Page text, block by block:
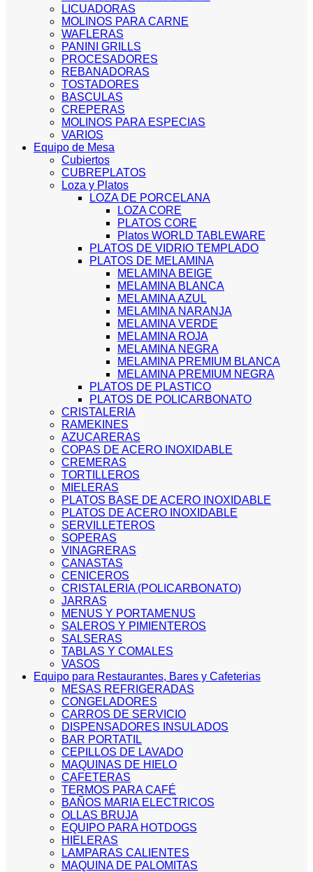
LICUADORAS
MOLINOS PARA CARNE
WAFLERAS
PANINI GRILLS
PROCESADORES
REBANADORAS
TOSTADORES
BASCULAS
CREPERAS
MOLINOS PARA ESPECIAS
VARIOS
Equipo de Mesa
Cubiertos
CUBREPLATOS
Loza y Platos
LOZA DE PORCELANA
LOZA CORE
PLATOS CORE
Platos WORLD TABLEWARE
PLATOS DE VIDRIO TEMPLADO
PLATOS DE MELAMINA
MELAMINA BEIGE
MELAMINA BLANCA
MELAMINA AZUL
MELAMINA NARANJA
MELAMINA VERDE
MELAMINA ROJA
MELAMINA NEGRA
MELAMINA PREMIUM BLANCA
MELAMINA PREMIUM NEGRA
PLATOS DE PLASTICO
PLATOS DE POLICARBONATO
CRISTALERIA
RAMEKINES
AZUCARERAS
COPAS DE ACERO INOXIDABLE
CREMERAS
TORTILLEROS
MIELERAS
PLATOS BASE DE ACERO INOXIDABLE
PLATOS DE ACERO INOXIDABLE
SERVILLETEROS
SOPERAS
VINAGRERAS
CANASTAS
CENICEROS
CRISTALERIA (POLICARBONATO)
JARRAS
MENUS Y PORTAMENUS
SALEROS Y PIMIENTEROS
SALSERAS
TABLAS Y COMALES
VASOS
Equipo para Restaurantes, Bares y Cafeterias
MESAS REFRIGERADAS
CONGELADORES
CARROS DE SERVICIO
DISPENSADORES INSULADOS
BAR PORTATIL
CEPILLOS DE LAVADO
MAQUINAS DE HIELO
CAFETERAS
TERMOS PARA CAFÉ
BAÑOS MARIA ELECTRICOS
OLLAS BRUJA
EQUIPO PARA HOTDOGS
HIELERAS
LAMPARAS CALIENTES
MAQUINA DE PALOMITAS